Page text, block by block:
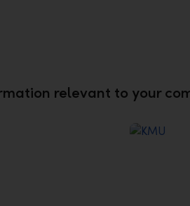
relevant to your